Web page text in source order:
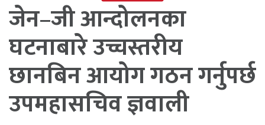
जेन–जी आन्दोलनका
घटनाबारे उच्चस्तरीय
छानबिन आयोग गठन गर्नुपर्छ
उपमहासचिव ज्ञवाली